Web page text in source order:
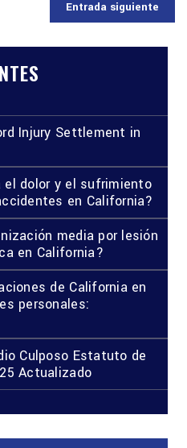
Entrada siguiente
Injury Settlement in
el dolor y el sufrimiento
en California?
media por lesión
en California?
de California en
personales:
Culposo Estatuto de
Actualizado